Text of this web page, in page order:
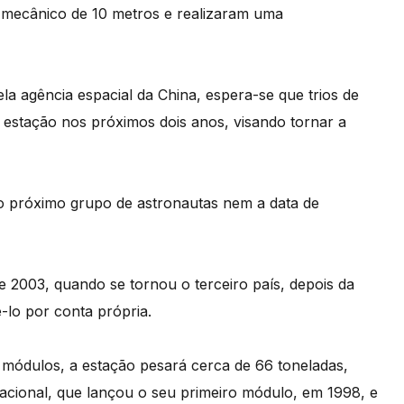
de 10 metros e realizaram uma
agência espacial da China, espera-se que trios de
nos próximos dois anos, visando tornar a
grupo de astronautas nem a data de
2003, quando se tornou o terceiro país, depois da
lo por conta própria.
a estação pesará cerca de 66 toneladas,
que lançou o seu primeiro módulo, em 1998, e